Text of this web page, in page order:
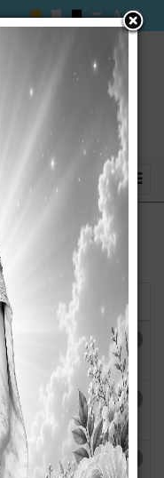
แสดง
ฮิต: 5483
เขียนโดย
wanna
ฮิต: 5495
เขียนโดย
ฮิต: 5580